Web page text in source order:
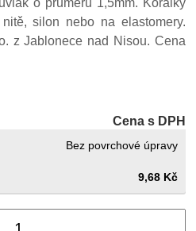
o průměru 1,5mm. Korálky
silon nebo na elastomery.
z Jablonece nad Nisou. Cena
Cena s DPH
Bez povrchové úpravy
9,68 Kč